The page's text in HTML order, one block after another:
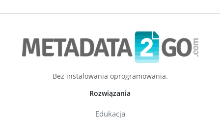
Bez instalowania oprogramowania.
Rozwiązania
Edukacja